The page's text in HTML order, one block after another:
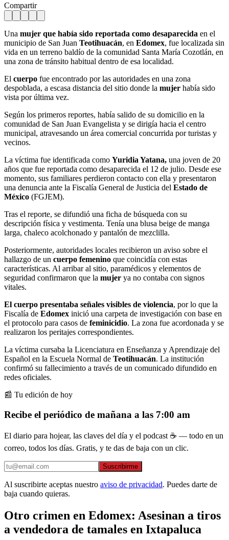
Compartir
Una mujer que había sido reportada como desaparecida en el
municipio de San Juan Teotihuacán, en Edomex, fue localizada sin
vida en un terreno baldío de la comunidad Santa María Cozotlán, en
una zona de tránsito habitual dentro de esa localidad.
El cuerpo fue encontrado por las autoridades en una zona
despoblada, a escasa distancia del sitio donde la mujer había sido
vista por última vez.
Según los primeros reportes, había salido de su domicilio en la
comunidad de San Juan Evangelista y se dirigía hacia el centro
municipal, atravesando un área comercial concurrida por turistas y
vecinos.
La víctima fue identificada como Yuridia Yatana, una joven de 20
años que fue reportada como desaparecida el 12 de julio. Desde ese
momento, sus familiares perdieron contacto con ella y presentaron
una denuncia ante la Fiscalía General de Justicia del Estado de
México (FGJEM).
Tras el reporte, se difundió una ficha de búsqueda con su
descripción física y vestimenta. Tenía una blusa beige de manga
larga, chaleco acolchonado y pantalón de mezclilla.
Posteriormente, autoridades locales recibieron un aviso sobre el
hallazgo de un cuerpo femenino que coincidía con estas
características. Al arribar al sitio, paramédicos y elementos de
seguridad confirmaron que la mujer ya no contaba con signos
vitales.
El cuerpo presentaba señales visibles de violencia, por lo que la
Fiscalía de Edomex inició una carpeta de investigación con base en
el protocolo para casos de feminicidio. La zona fue acordonada y se
realizaron los peritajes correspondientes.
La víctima cursaba la Licenciatura en Enseñanza y Aprendizaje del
Español en la Escuela Normal de Teotihuacán. La institución
confirmó su fallecimiento a través de un comunicado difundido en
redes oficiales.
📰 Tu edición de hoy
Recibe el periódico de mañana a las 7:00 am
El diario para hojear, las claves del día y el podcast ☕ — todo en un
correo, todos los días. Gratis, y te das de baja con un clic.
Suscribirme
Al suscribirte aceptas nuestro aviso de privacidad. Puedes darte de
baja cuando quieras.
Otro crimen en Edomex: Asesinan a tiros
a vendedora de tamales en Ixtapaluca